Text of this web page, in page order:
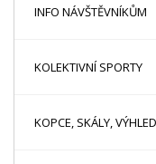
INFO NÁVŠTĚVNÍKŮM
KOLEKTIVNÍ SPORTY
KOPCE, SKÁLY,